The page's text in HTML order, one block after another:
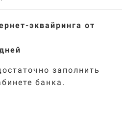
эквайринга от
заполнить
банка.